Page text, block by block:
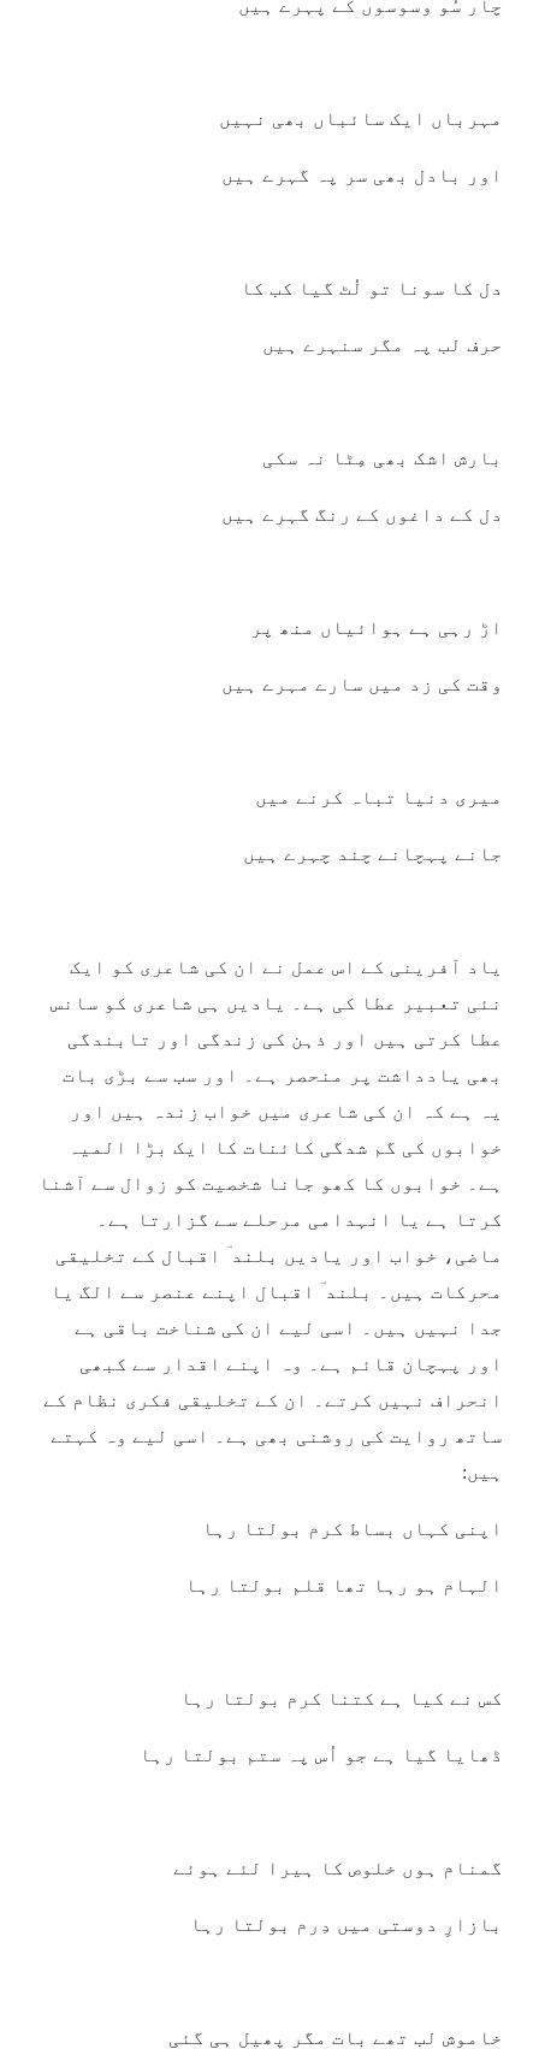
چار سُو وسوسوں کے پہرے ہیں
مہرباں ایک سائباں بھی نہیں
اور بادل بھی سر پہ گہرے ہیں
دل کا سونا تو لُٹ گیا کب کا
حرف لب پہ مگر سنہرے ہیں
بارش اشک بھی مِٹا نہ سکی
دل کے داغوں کے رنگ گہرے ہیں
اڑ رہی ہے ہوائیاں منھ پر
وقت کی زد میں سارے مہرے ہیں
میری دنیا تباہ کرنے میں
جانے پہچانے چند چہرے ہیں
یاد آفرینی کے اس عمل نے ان کی شاعری کو ایک
نئی تعبیر عطا کی ہے۔ یادیں ہی شاعری کو سانس
عطا کرتی ہیں اور ذہن کی زندگی اور تابندگی
بھی یادداشت پر منحصر ہے۔ اور سب سے بڑی بات
یہ ہے کہ ان کی شاعری میں خواب زندہ ہیں اور
خوابوں کی گم شدگی کائنات کا ایک بڑا المیہ
ہے۔ خوابوں کا کھو جانا شخصیت کو زوال سے آشنا
کرتا ہے یا انہدامی مرحلے سے گزارتا ہے۔
ماضی، خواب اور یادیں بلند ؔ اقبال کے تخلیقی
محرکات ہیں۔ بلند ؔ اقبال اپنے عنصر سے الگ یا
جدا نہیں ہیں۔ اسی لیے ان کی شناخت باقی ہے
اور پہچان قائم ہے۔ وہ اپنے اقدار سے کبھی
انحراف نہیں کرتے۔ ان کے تخلیقی فکری نظام کے
ساتھ روایت کی روشنی بھی ہے۔ اسی لیے وہ کہتے
ہیں:
اپنی کہاں بساط کرم بولتا رہا
الہام ہو رہا تھا قلم بولتا رہا
کس نے کیا ہے کتنا کرم بولتا رہا
ڈھایا گیا ہے جو اُس پہ ستم بولتا رہا
گمنام ہوں خلوص کا ہیرا لئے ہوئے
بازارِ دوستی میں دِرم بولتا رہا
خاموش لب تھے بات مگر پھیل ہی گئی